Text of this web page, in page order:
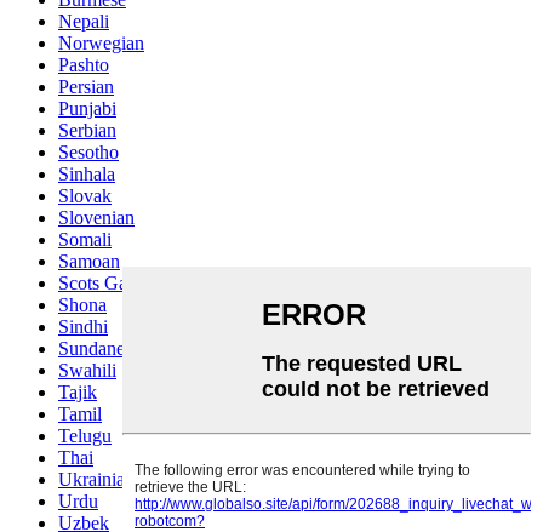
Nepali
Norwegian
Pashto
Persian
Punjabi
Serbian
Sesotho
Sinhala
Slovak
Slovenian
Somali
Samoan
Scots Gaelic
Shona
Sindhi
Sundanese
Swahili
Tajik
Tamil
Telugu
Thai
Ukrainian
Urdu
Uzbek